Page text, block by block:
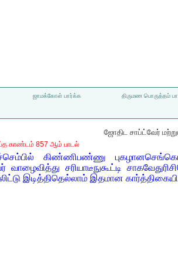
ஜாமக்கோள் பார்க்க திருமண பொருத்தம்
ஜோதிட சாப்ட்வேர்
காண்டம் 857 ஆம் பாடல்
கிண்ணிபண்ணு
வாழைவித்து சரியாடீநுகூட்டி
இடித்திதெல்லாம் இதமான